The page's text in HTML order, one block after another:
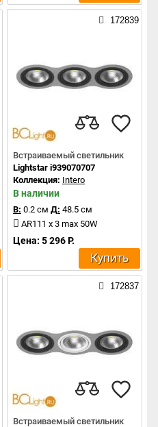
172839
Встраиваемый светильник
Lightstar i939070707
Коллекция: Intero
В наличии
В: 0.2 см Д: 48.5 см
AR111 x 3 max 50W
Цена: 5 296 Р.
Купить
172837
Встраиваемый светильник